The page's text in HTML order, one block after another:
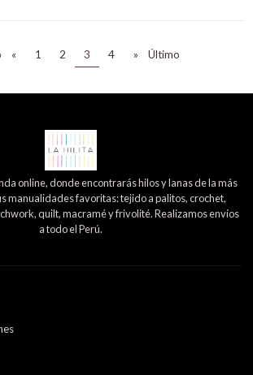
« 1 2 3 4 » Último
online, donde encontrarás hilos y lanas de la más
manualidades favoritas: tejido a palitos, crochet,
quilt, macramé y frivolité. Realizamos envíos
a todo el Perú.